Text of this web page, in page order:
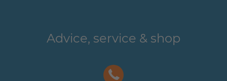
Advice, service & shop